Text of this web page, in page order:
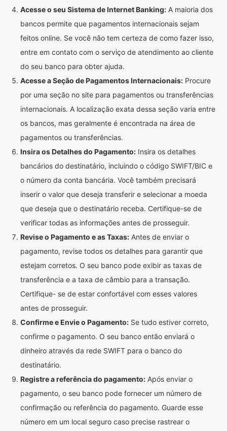
Acesse o seu Sistema de Internet Banking: A maioria dos
bancos permite que pagamentos internacionais sejam
feitos online. Se você não tem certeza de como fazer isso,
entre em contato com o serviço de atendimento ao cliente
do seu banco para obter ajuda.
Acesse a Seção de Pagamentos Internacionais: Procure
por uma seção no site para pagamentos ou transferências
internacionais. A localização exata dessa seção varia entre
os bancos, mas geralmente é encontrada na área de
pagamentos ou transferências.
Insira os Detalhes do Pagamento: Insira os detalhes
bancários do destinatário, incluindo o código SWIFT/BIC e
o número da conta bancária. Você também precisará
inserir o valor que deseja transferir e selecionar a moeda
que deseja que o destinatário receba. Certifique-se de
verificar todas as informações antes de prosseguir.
Revise o Pagamento e as Taxas: Antes de enviar o
pagamento, revise todos os detalhes para garantir que
estejam corretos. O seu banco pode exibir as taxas de
transferência e a taxa de câmbio para a transação.
Certifique- se de estar confortável com esses valores
antes de prosseguir.
Confirme e Envie o Pagamento: Se tudo estiver correto,
confirme o pagamento. O seu banco então enviará o
dinheiro através da rede SWIFT para o banco do
destinatário.
Registre a referência do pagamento: Após enviar o
pagamento, o seu banco pode fornecer um número de
confirmação ou referência do pagamento. Guarde esse
número em um local seguro caso precise rastrear o